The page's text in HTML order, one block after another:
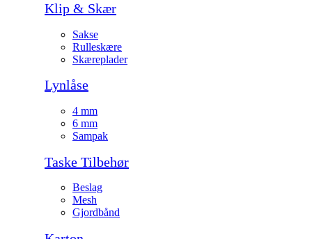
Klip & Skær
Sakse
Rulleskære
Skæreplader
Lynlåse
4 mm
6 mm
Sampak
Taske Tilbehør
Beslag
Mesh
Gjordbånd